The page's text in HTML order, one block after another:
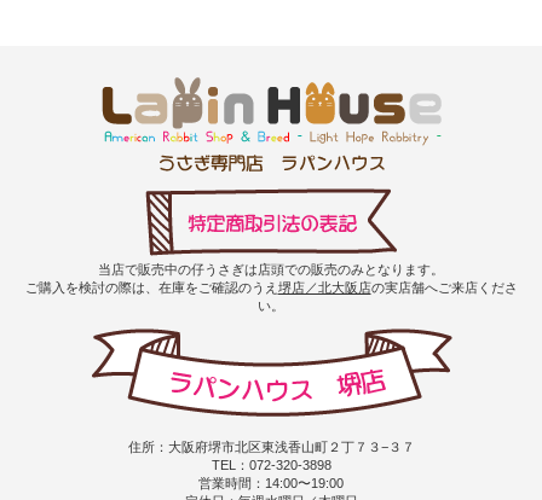
当店で販売中の仔うさぎは店頭での販売のみとなります。
ご購入を検討の際は、在庫をご確認のうえ 堺店／北大阪店の実店舗へご来店くださ
い。
住所：大阪府堺市北区東浅香山町２丁７３−３７
TEL：072-320-3898
営業時間：14:00〜19:00